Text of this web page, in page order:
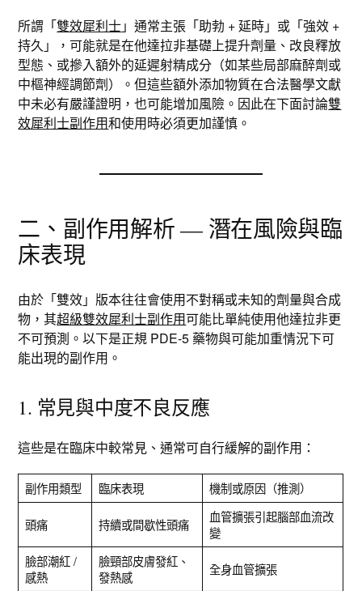
所謂「雙效犀利士」通常主張「助勃 + 延時」或「強效 +
持久」，可能就是在他達拉非基礎上提升劑量、改良釋放
型態、或摻入額外的延遲射精成分（如某些局部麻醉劑或
中樞神經調節劑）。但這些額外添加物質在合法醫學文獻
中未必有嚴謹證明，也可能增加風險。因此在下面討論雙
效犀利士副作用和使用時必須更加謹慎。
二、副作用解析 — 潛在風險與臨
床表現
由於「雙效」版本往往會使用不對稱或未知的劑量與合成
物，其超級雙效犀利士副作用可能比單純使用他達拉非更
不可預測。以下是正規 PDE-5 藥物與可能加重情況下可
能出現的副作用。
1. 常見與中度不良反應
這些是在臨床中較常見、通常可自行緩解的副作用：
副作用類型 臨床表現 機制或原因（推測）
頭痛 持續或間歇性頭痛
血管擴張引起腦部血流改
變
臉部潮紅 /
感熱
臉頸部皮膚發紅、
發熱感
全身血管擴張